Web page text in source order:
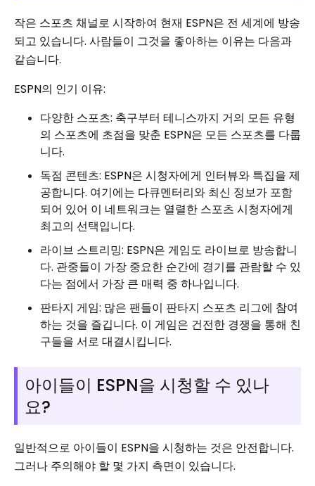
작은 스포츠 채널로 시작하여 현재 ESPN은 전 세계에 방송
되고 있습니다. 사람들이 그것을 좋아하는 이유는 다음과
같습니다.
ESPN의 인기 이유:
다양한 스포츠: 축구부터 테니스까지 거의 모든 유형
의 스포츠에 초점을 맞춘 ESPN은 모든 스포츠를 다룹
니다.
독점 콘텐츠: ESPN은 시청자에게 인터뷰와 특집을 제
공합니다. 여기에는 다큐멘터리와 최신 정보가 포함
되어 있어 이 네트워크는 열렬한 스포츠 시청자에게
최고의 선택입니다.
라이브 스트리밍: ESPN은 게임도 라이브로 방송합니
다. 관중들이 가장 중요한 순간에 경기를 관람할 수 있
다는 점에서 가장 큰 매력 중 하나입니다.
판타지 게임: 많은 팬들이 판타지 스포츠 리그에 참여
하는 것을 즐깁니다. 이 게임은 건전한 경쟁을 통해 친
구들을 서로 대결시킵니다.
아이들이 ESPN을 시청할 수 있나
요?
일반적으로 아이들이 ESPN을 시청하는 것은 안전합니다.
그러나 주의해야 할 몇 가지 측면이 있습니다.